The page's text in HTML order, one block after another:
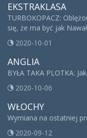
EKSTRAKLASA
TURBOKOPACZ:
się, że ma być jak
2020-10-01
ANGLIA
BYŁA TAKA PLOTKA:
2020-10-06
WŁOCHY
Wymiana na ostatniej
2020-09-12